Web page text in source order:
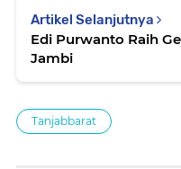
Artikel Selanjutnya
Edi Purwanto Raih
Jambi
Tanjabbarat